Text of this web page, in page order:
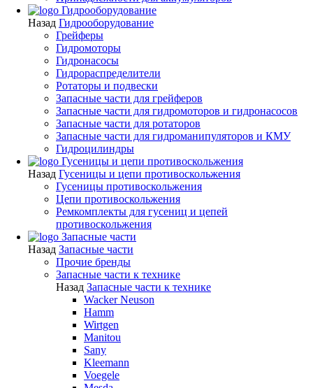
Гидрооборудование
Назад Гидрооборудование
Грейферы
Гидромоторы
Гидронасосы
Гидрораспределители
Ротаторы и подвески
Запасные части для грейферов
Запасные части для гидромоторов и гидронасосов
Запасные части для ротаторов
Запасные части для гидроманипуляторов и КМУ
Гидроцилиндры
Гусеницы и цепи противоскольжения
Назад Гусеницы и цепи противоскольжения
Гусеницы противоскольжения
Цепи противоскольжения
Ремкомплекты для гусениц и цепей
противоскольжения
Запасные части
Назад Запасные части
Прочие бренды
Запасные части к технике
Назад Запасные части к технике
Wacker Neuson
Hamm
Wirtgen
Manitou
Sany
Kleemann
Voegele